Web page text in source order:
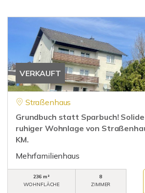
VERKAUFT
Straßenhaus
Grundbuch statt Sparbuch!
ruhiger Wohnlage von
KM.
Mehrfamilienhaus
236 m²
WOHNFLÄCHE
8
ZIMMER